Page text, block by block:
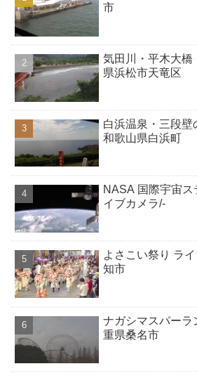
市
気田川・平木大橋
県浜松市天竜区
白浜温泉・三段
和歌山県白浜町
NASA 国際宇宙ス
イブカメラ/-
よさこい祭り ラ
知市
ナガシマスパーラ
重県桑名市